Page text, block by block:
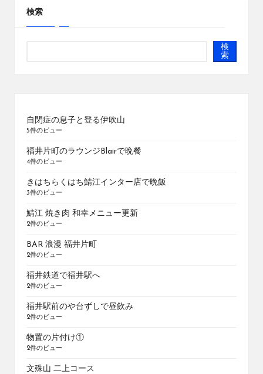
検索
検
索
自閉症の息子と登る伊吹山
5件のビュー
福井片町のラウンジBlairで晩餐
4件のビュー
きはちらくはち鯖江インター店で晩飯
3件のビュー
鯖江 焼き肉 和幸メニュー更新
2件のビュー
BAR 浪漫 福井片町
2件のビュー
福井鉄道で福井駅へ
2件のビュー
福井駅前のや台ずしで昼飲み
2件のビュー
物置の片付け①
2件のビュー
文殊山 二上コース